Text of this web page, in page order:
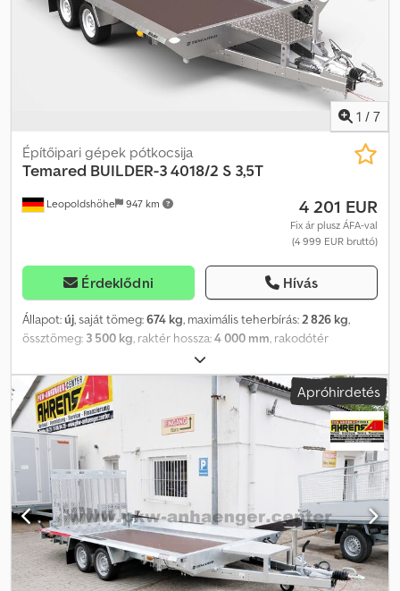
1 / 7
Leopoldshöhe 947 km
Építőipari gépek pótkocsija
Temared BUILDER-3 4018/2 S 3,5T
4 201 EUR
Fix ár plusz ÁFA-val
(4 999 EUR bruttó)
Érdeklődni Hívás
Állapot:új, saját tömeg:674 kg, maximális teherbírás: 2 826 kg,
össztömeg: 3 500 kg , raktér hossza:4 000 mm , rakodótér
, raktérmagasság:
gépszállító BAUMA Dcodpfx Aijw A Rhkj Tsk BUILDER 3 4018/2S 3,5T
Masszív, hegesztett utánfutó építőipari gépek és nagyon nehéz
anyagok szállításához. Az eredeti kialakítás lehetővé teszi a teljes
hosszban elhelyezkedő, csúszásgátló csíkokkal ellátott
oldalfalakon való biztonságos közlekedést. Zárt acélprofilból
készült, hegesztett teherhordó váz. Csúszásmentes, vízálló
rétegelt lemez padozat, masszív rögzítőszemekkel a rakomány
biztonságos rögzítéséhez. Rendkívül erős V-alakú vonórúd és
stabilizáló alátámasztók. Ülőpad tartó és automatikusan visszahajló
támasztókerék alapfelszereltségként. Rugók segítik a rámpa
leengedését és felemelését. Össztömeg: 3500 kg Széria: Builder
Rendeltetés: Építőipari gépszállítás Önsúly (kg): 674 Hasznos
Apróhirdetés